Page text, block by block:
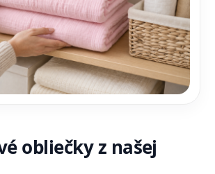
obliečky z našej